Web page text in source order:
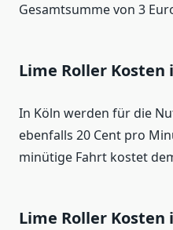
Gesamtsumme von 3
Lime Roller Kosten
In Köln werden für die
ebenfalls 20 Cent pro
minütige Fahrt kostet
Lime Roller Kosten